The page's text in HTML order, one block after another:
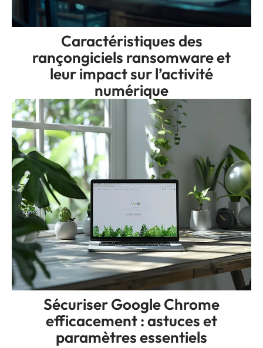
Caractéristiques des
rançongiciels ransomware et
leur impact sur l’activité
numérique
Sécuriser Google Chrome
efficacement : astuces et
paramètres essentiels